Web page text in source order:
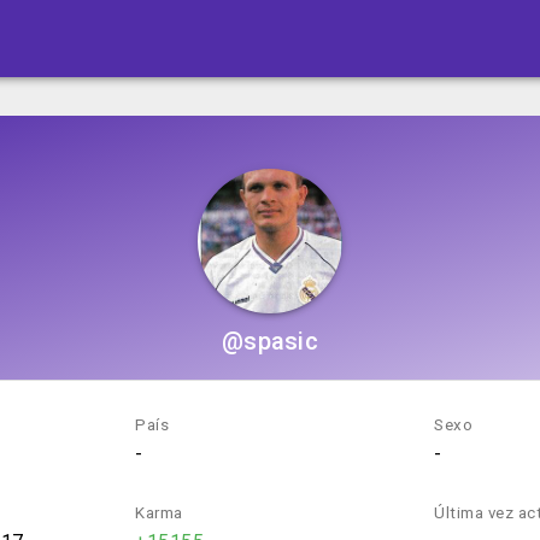
@spasic
País
-
Sexo
-
Karma Última vez